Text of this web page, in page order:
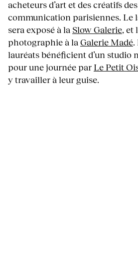
acheteurs d’art et des créatifs
communication parisiennes. Le
sera exposé à la Slow Galerie, et
photographie à la Galerie Madé.
lauréats bénéficient d’un studio
pour une journée par Le Petit
y travailler à leur guise.